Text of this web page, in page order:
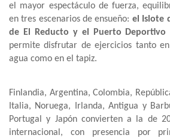
el mayor espectáculo de fuerza,
en tres escenarios de ensueño: el Islote
de El Reducto y el Puerto Deportivo
permite disfrutar de ejercicios tanto
agua como en el tapiz.
Finlandia, Argentina, Colombia,
Italia, Noruega, Irlanda, Antigua y
Portugal y Japón convierten a la de
internacional, con presencia por